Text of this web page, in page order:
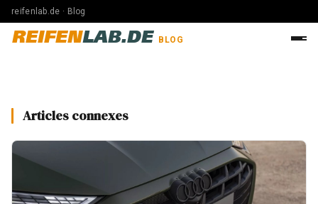
reifenlab.de · Blog
REIFENLAB.DE BLOG
Articles connexes